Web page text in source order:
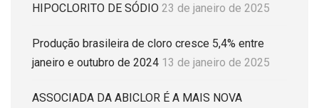
HIPOCLORITO DE SÓDIO 23 de janeiro de 2025
Produção brasileira de cloro cresce 5,4% entre
janeiro e outubro de 2024 13 de janeiro de 2025
ASSOCIADA DA ABICLOR É A MAIS NOVA